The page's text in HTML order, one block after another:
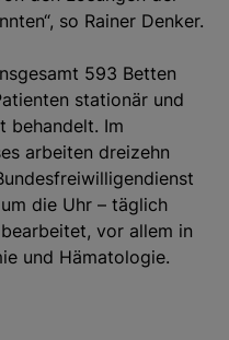
so Rainer Denker.
593 Betten
stationär und
behandelt. Im
arbeiten dreizehn
die Uhr – täglich
vor allem in
und Hämatologie.